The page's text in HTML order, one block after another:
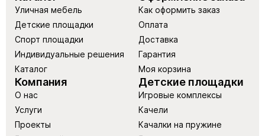
Уличная мебель
Детские площадки
Спорт площадки
Индивидуальные решения
Каталог
Как оформить заказ
Оплата
Доставка
Гарантия
Моя корзина
Компания
О нас
Услуги
Проекты
Детские площадки
Игровые комплексы
Качели
Качалки на пружине